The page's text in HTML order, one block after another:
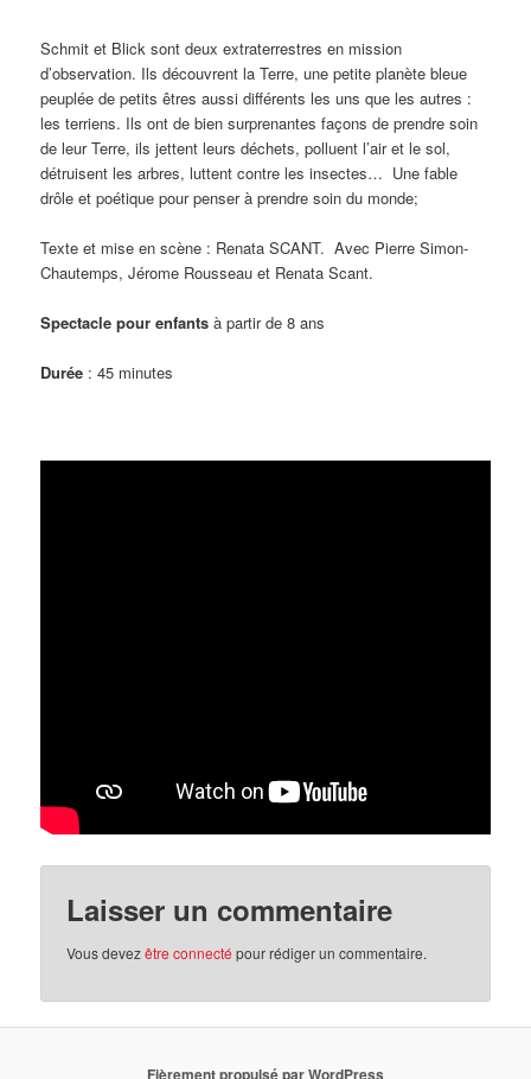
Schmit et Blick sont deux extraterrestres en mission
d’observation. Ils découvrent la Terre, une petite planète bleue
peuplée de petits êtres aussi différents les uns que les autres :
les terriens. Ils ont de bien surprenantes façons de prendre soin
de leur Terre, ils jettent leurs déchets, polluent l’air et le sol,
détruisent les arbres, luttent contre les insectes… Une fable
drôle et poétique pour penser à prendre soin du monde;
Texte et mise en scène : Renata SCANT. Avec Pierre Simon-
Chautemps, Jérome Rousseau et Renata Scant.
Spectacle pour enfants à partir de 8 ans
Durée : 45 minutes
Laisser un commentaire
Vous devezêtre connecté pour rédiger un commentaire.